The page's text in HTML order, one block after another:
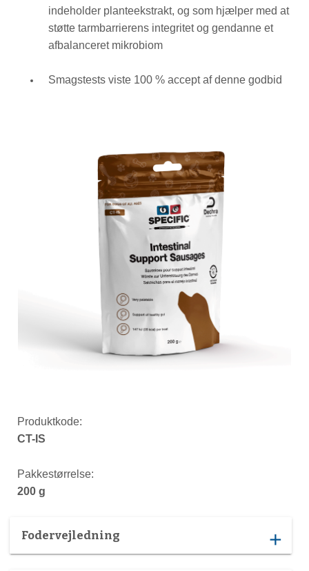
indeholder planteekstrakt, og som hjælper med at
støtte tarmbarrierens integritet og gendanne et
afbalanceret mikrobiom
Smagstests viste 100 % accept af denne godbid
Produktkode:
CT-IS
Pakkestørrelse:
200 g
Fodervejledning add